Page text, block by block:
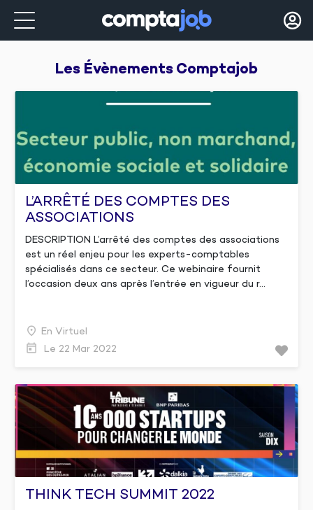
Les Évènements Comptajob
L’ARRÊTÉ DES COMPTES DES
ASSOCIATIONS
DESCRIPTION L’arrêté des comptes des associations
est un réel enjeu pour les experts-comptables
spécialisés dans ce secteur. Ce webinaire fournit
l’occasion deux ans après l’entrée en vigueur du r...
En Virtuel
Le 22 Mar 2022
THINK TECH SUMMIT 2022